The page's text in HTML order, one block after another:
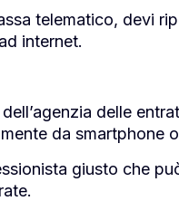
telematico, devi
internet.
delle
da smartphone
giusto che